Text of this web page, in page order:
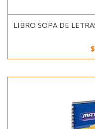
LIBRO SOPA DE
$